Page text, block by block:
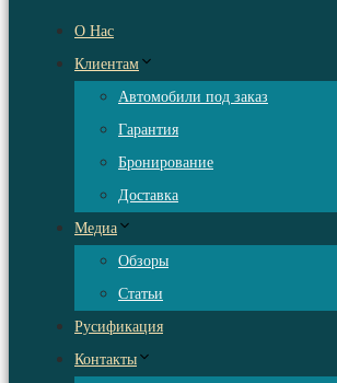
О Нас
Клиентам
Автомобили под заказ
Гарантия
Бронирование
Доставка
Медиа
Обзоры
Статьи
Русификация
Контакты